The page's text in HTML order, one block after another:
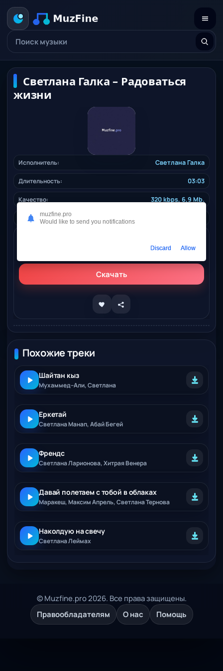
Светлана Галка – Радоваться
жизни
Исполнитель: Светлана Галка
Длительность: 03:03
Качество: 320 kbps, 6,9 Mb.
Дата релиза:
Скачать
Похожие треки
Шайтан кыз
Мухаммед–Али, Светлана
Еркетай
Светлана Манап, Абай Бегей
Френдс
Светлана Ларионова, Хитрая Венера
Давай полетаем с тобой в облаках
Маракеш, Максим Апрель, Светлана Тернова
Наколдую на свечу
Светлана Леймах
© Muzfine.pro 2026. Все права защищены.
Правообладателям
О нас Помощь
muzfine.pro
Would like to send you notifications
Discard Allow